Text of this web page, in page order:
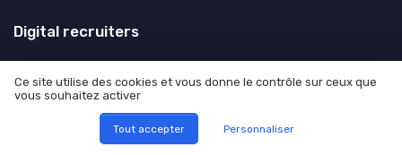
Digital recruiters
© Digital recruiters 2026
Ce site utilise des cookies et vous donne le contrôle sur ceux que
vous souhaitez activer
Tout accepter Personnaliser